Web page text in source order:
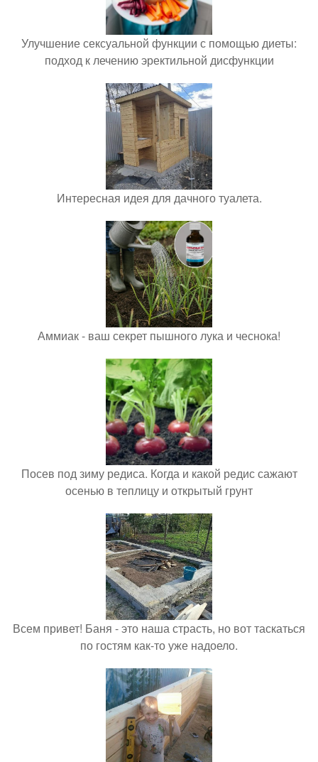
Улучшение сексуальной функции с помощью диеты:
подход к лечению эректильной дисфункции
Интересная идея для дачного туалета.
Аммиак - ваш секрет пышного лука и чеснока!
Посев под зиму редиса. Когда и какой редис сажают
осенью в теплицу и открытый грунт
Всем привет! Баня - это наша страсть, но вот таскаться
по гостям как-то уже надоело.